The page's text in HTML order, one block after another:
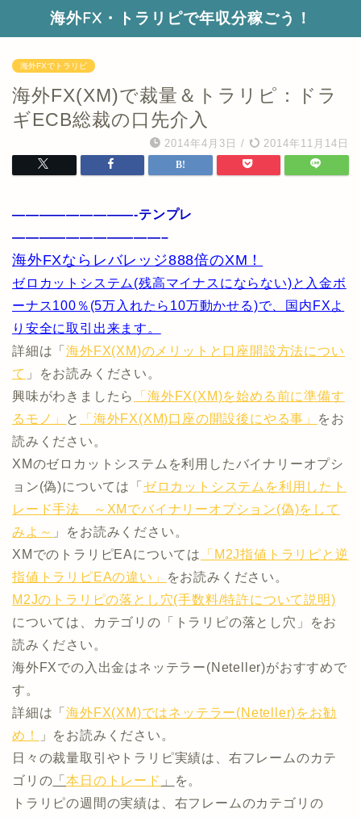
海外FX・トラリピで年収分稼ごう！
海外FXでトラリピ
海外FX(XM)で裁量＆トラリピ：ドラ
ギECB総裁の口先介入
2014年4月3日 / 2014年11月14日
—————————-テンプレ
———————————–
海外FXならレバレッジ888倍のXM！
ゼロカットシステム(残高マイナスにならない)と入金ボ
ーナス100％(5万入れたら10万動かせる)で、国内FXよ
り安全に取引出来ます。
詳細は「海外FX(XM)のメリットと口座開設方法につい
て 」をお読みください。
興味がわきましたら
「海外FX(XM)を始める前に準備す
るモノ」
と 「海外FX(XM)口座の開設後にやる事」
をお
読みください。
XMのゼロカットシステムを利用したバイナリーオプシ
ョン(偽)については「 ゼロカットシステムを利用したト
レード手法 ～XMでバイナリーオプション(偽)をして
みよ～ 」をお読みください。
XMでのトラリピEAについては
「M2J指値トラリピと逆
指値トラリピEAの違い」
をお読みください。
M2Jのトラリピの落とし穴(手数料/特許について説明)
については、カテゴリの「トラリピの落とし穴」をお
読みください。
海外FXでの入出金はネッテラー(Neteller)がおすすめで
す。
詳細は「海外FX(XM)ではネッテラー(Neteller)をお勧
め！
」をお読みください。
日々の裁量取引やトラリピ実績は、右フレームのカテ
ゴリの 「本日のトレード 」
を。
トラリピの週間の実績は、右フレームのカテゴリの